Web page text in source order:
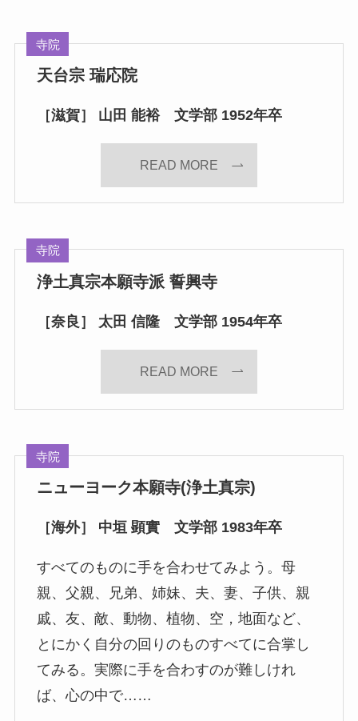
寺院
天台宗 瑞応院
［滋賀］ 山田 能裕 文学部 1952年卒
READ MORE
寺院
浄土真宗本願寺派 誓興寺
［奈良］ 太田 信隆 文学部 1954年卒
READ MORE
寺院
ニューヨーク本願寺(浄土真宗)
［海外］ 中垣 顕實 文学部 1983年卒
すべてのものに手を合わせてみよう。母
親、父親、兄弟、姉妹、夫、妻、子供、親
戚、友、敵、動物、植物、空，地面など、
とにかく自分の回りのものすべてに合掌し
てみる。実際に手を合わすのが難しけれ
ば、心の中で……